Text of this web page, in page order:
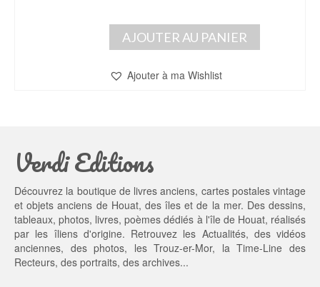
était :
25,00 €.
est :
20,00 €.
AJOUTER AU PANIER
Ajouter à ma Wishlist
Verdi Editions
Découvrez la boutique de livres anciens, cartes postales vintage
et objets anciens de Houat, des îles et de la mer. Des dessins,
tableaux, photos, livres, poèmes dédiés à l'île de Houat, réalisés
par les îliens d'origine. Retrouvez les Actualités, des vidéos
anciennes, desphotos, lesTrouz-er-Mor, laTime-Line des
Recteurs, des portraits, des archives...